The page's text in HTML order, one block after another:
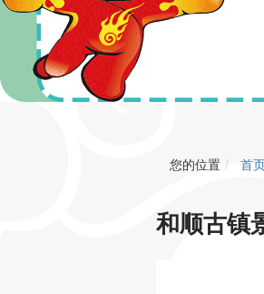
您的位置 首
和顺古镇